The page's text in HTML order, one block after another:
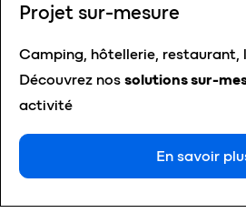
Projet sur-mesure
Camping, hôtellerie, restaurant,
Découvrez nos solutions sur-
activité
En savoir